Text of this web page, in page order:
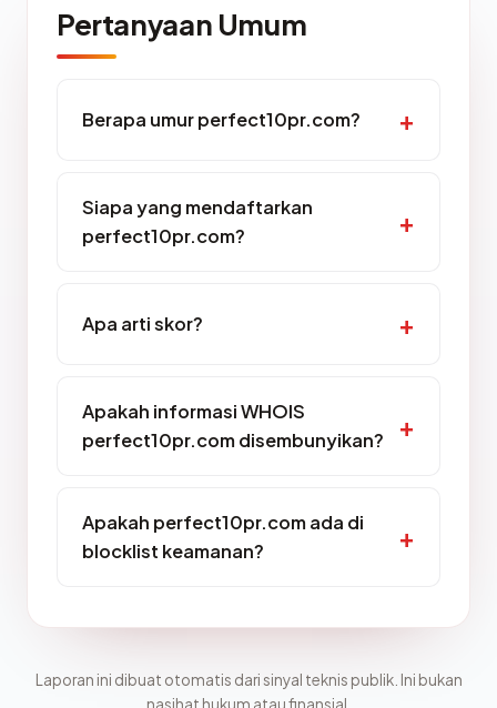
Pertanyaan Umum
Berapa umur perfect10pr.com?
Siapa yang mendaftarkan
perfect10pr.com?
Apa arti skor?
Apakah informasi WHOIS
perfect10pr.com disembunyikan?
Apakah perfect10pr.com ada di
blocklist keamanan?
Laporan ini dibuat otomatis dari sinyal teknis publik. Ini bukan
nasihat hukum atau finansial.